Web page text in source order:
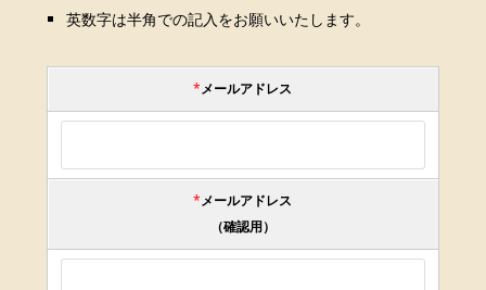
英数字は半角での記入をお願いいたします。
*メールアドレス
*メールアドレス
（確認用）